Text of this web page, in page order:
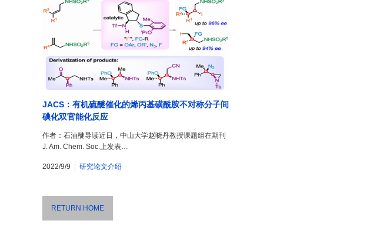
JACS：有机硫醚催化的烯丙基磺酰胺不对称分子间
碘化双官能化反应
作者：石油醚导读近日，中山大学赵晓丹教授课题组在期刊
J. Am. Chem. Soc.上发表…
2022/9/9 研究论文介绍
RETURN HOME